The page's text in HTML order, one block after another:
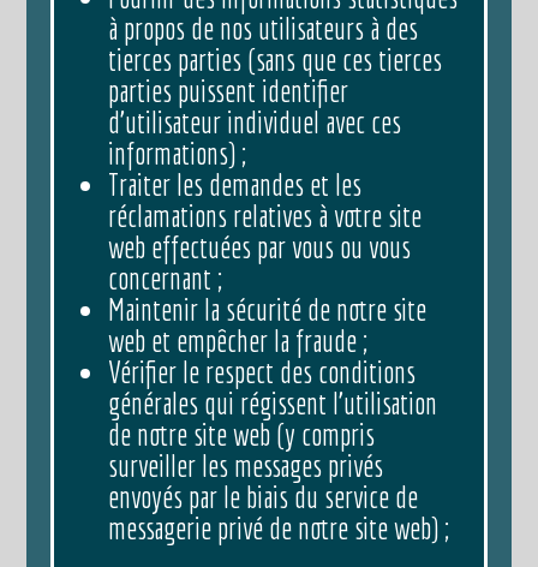
à propos de nos utilisateurs à des
tierces parties (sans que ces tierces
parties puissent identifier
d’utilisateur individuel avec ces
informations) ;
Traiter les demandes et les
réclamations relatives à votre site
web effectuées par vous ou vous
concernant ;
Maintenir la sécurité de notre site
web et empêcher la fraude ;
Vérifier le respect des conditions
générales qui régissent l’utilisation
de notre site web (y compris
surveiller les messages privés
envoyés par le biais du service de
messagerie privé de notre site web) ;